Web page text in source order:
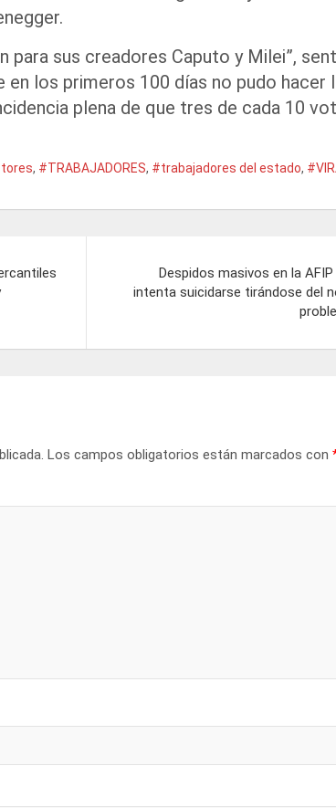
para sus creadores Caputo y Milei”,
en los primeros 100 días no pudo hacer
plena de que tres de cada 10
, #TRABAJADORES, #trabajadores del estado,
Despidos masivos en la
intenta suicidarse tirándose del
Los campos obligatorios están marcados con